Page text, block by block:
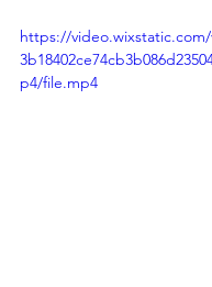
https://
p4/file.mp4